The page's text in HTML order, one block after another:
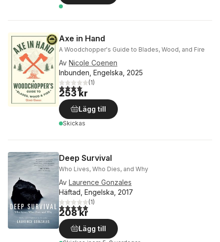
Axe in Hand
A Woodchopper's Guide to Blades, Wood, and Fire
Av Nicole Coenen
Inbunden, Engelska, 2025
4,0utav 5 stjärnor. Totalt antal röster:
(1)
253 kr
Lägg till
Skickas
Deep Survival
Who Lives, Who Dies, and Why
Av Laurence Gonzales
Häftad, Engelska, 2017
5,0utav 5 stjärnor. Totalt antal röster:
(1)
208 kr
Lägg till